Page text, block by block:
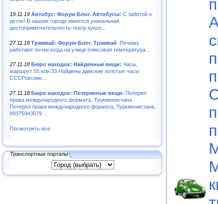
19.11.19 Автобус: Форум-Блог. Автобусы: С заботой о
детях!.В нашем городе имеется уникальная
достопримечательность-театр кукол...
27.11.18 Трамвай: Форум-Блог. Трамвай .Почему
работают печки когда на улице плюсовая температура...
27.11.18 Бюро находок: Найденные вещи: Часы,
маршрут 55 или 33.Найдены дамские золотые часы
СССРовские...
27.11.18 Бюро находок: Потерянные вещи: Потерял
права международного формата, Туркменистана .
Потерял права международного формата, Туркменистана,
89375943579 ..
Посмотреть все
Транспортные порталы